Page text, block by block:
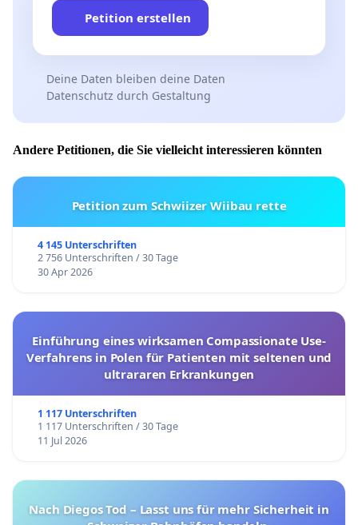
Petition erstellen
Deine Daten bleiben deine Daten
Datenschutz durch Gestaltung
Andere Petitionen, die Sie vielleicht interessieren könnten
Petition zum Schwiizer Wiibau rette
4 145 Unterschriften
2 756 Unterschriften / 30 Tage
30 Apr 2026
Einführung eines wirksamen Compassionate Use-
Verfahrens in Polen für Patienten mit seltenen und
ultrararen Erkrankungen
1 117 Unterschriften
1 117 Unterschriften / 30 Tage
11 Jul 2026
Nach Diegos Tod – Lasst uns für mehr Sicherheit in